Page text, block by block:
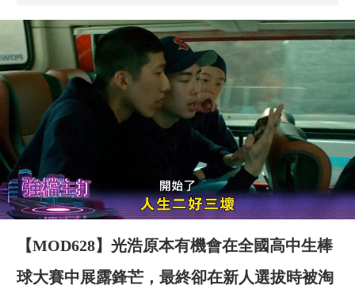
【MOD628】光浩原本有機會在全國高中生棒
球大賽中展露鋒芒，最終卻在新人選拔時被淘